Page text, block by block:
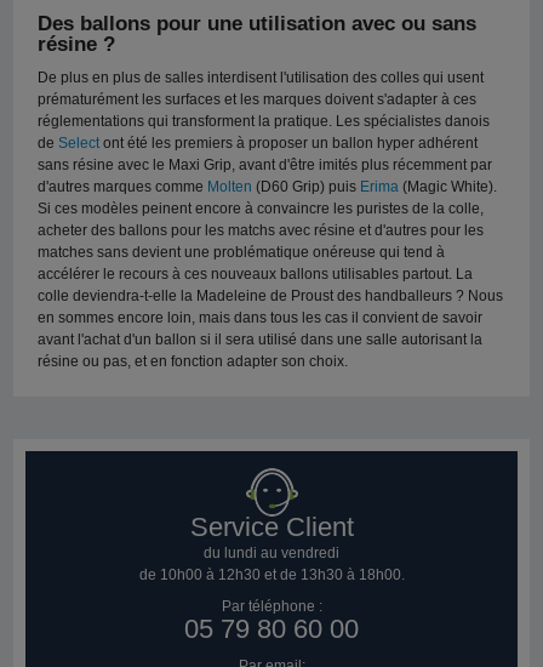
Des ballons pour une utilisation avec ou sans
résine ?
De plus en plus de salles interdisent l'utilisation des colles qui usent
prématurément les surfaces et les marques doivent s'adapter à ces
réglementations qui transforment la pratique. Les spécialistes danois
deSelectont été les premiers à proposer un ballon hyper adhérent
sans résine avec le Maxi Grip, avant d'être imités plus récemment par
d'autres marques comme Molten (D60 Grip) puis Erima (Magic White).
Si ces modèles peinent encore à convaincre les puristes de la colle,
acheter des ballons pour les matchs avec résine et d'autres pour les
matches sans devient une problématique onéreuse qui tend à
accélérer le recours à ces nouveaux ballons utilisables partout. La
colle deviendra-t-elle la Madeleine de Proust des handballeurs ? Nous
en sommes encore loin, mais dans tous les cas il convient de savoir
avant l'achat d'un ballon si il sera utilisé dans une salle autorisant la
résine ou pas, et en fonction adapter son choix.
Service Client
du lundi au vendredi
de 10h00 à 12h30 et de 13h30 à 18h00.
Par téléphone :
05 79 80 60 00